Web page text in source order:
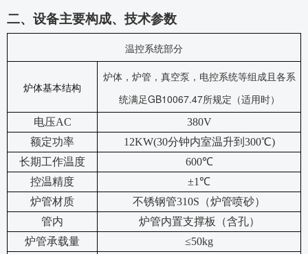
二、设备主要构成、技术参数
温控系统部分
炉体基本结构
炉体，炉管，真空泵，电控系统等组成且各系
统满足GB10067.47所规定（适用时）
电压AC
380V
额定功率
12KW(30分钟内室温升到300℃)
长期工作温度
600℃
控温精度
±1℃
炉管材质
不锈钢管310S（炉管喷砂）
管内
炉管内置支撑板（含孔）
炉管承载量
≤50kg